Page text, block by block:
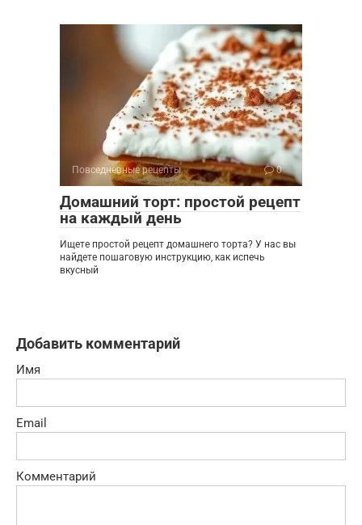
Повседневные рецепты 0
Домашний торт: простой рецепт
на каждый день
Ищете простой рецепт домашнего торта? У нас вы
найдете пошаговую инструкцию, как испечь
вкусный
Добавить комментарий
Имя
Email
Комментарий